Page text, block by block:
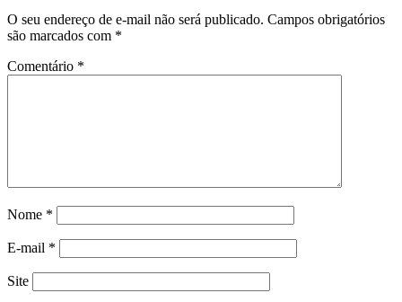
O seu endereço de e-mail não será publicado. Campos obrigatórios
são marcados com *
Comentário *
Nome *
E-mail *
Site